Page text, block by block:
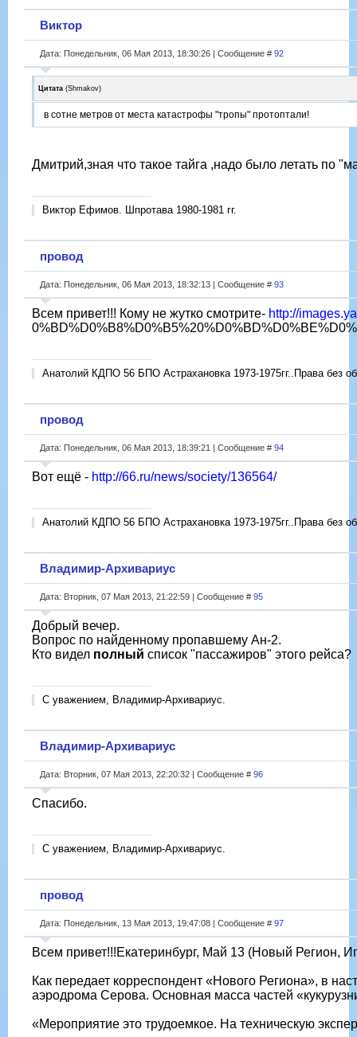
Виктор
Дата: Понедельник, 06 Мая 2013, 18:30:26 | Сообщение # 92
Цитата (Shmakov)
в сотне метров от места катастрофы "тропы" протоптали!
Дмитрий,зная что такое тайга ,надо было летать по
Виктор Ефимов. Шпротава 1980-1981 гг.
провод
Дата: Понедельник, 06 Мая 2013, 18:32:13 | Сообщение # 93
Всем привет!!! Кому не жутко смотрите- http://
Анатолий КДПО 56 БПО Астрахановка 1973-1975гг..Права без
провод
Дата: Понедельник, 06 Мая 2013, 18:39:21 | Сообщение # 94
Вот ещё - http://66.ru/news/society/136564/
Анатолий КДПО 56 БПО Астрахановка 1973-1975гг..Права без
Владимир-Архивариус
Дата: Вторник, 07 Мая 2013, 21:22:59 | Сообщение # 95
Добрый вечер.
Вопрос по найденному пропавшему Ан-2.
Кто видел полный список "пассажиров" этого рейса?
С уважением, Владимир-Архивариус.
Владимир-Архивариус
Дата: Вторник, 07 Мая 2013, 22:20:32 | Сообщение # 96
Спасибо.
С уважением, Владимир-Архивариус.
провод
Дата: Понедельник, 13 Мая 2013, 19:47:08 | Сообщение # 97
Всем привет!!!Екатеринбург, Май 13 (Новый Регион,
Как передает корреспондент «Нового Региона», в
аэродрома Серова. Основная масса частей
«Мероприятие это трудоемкое. На техническую